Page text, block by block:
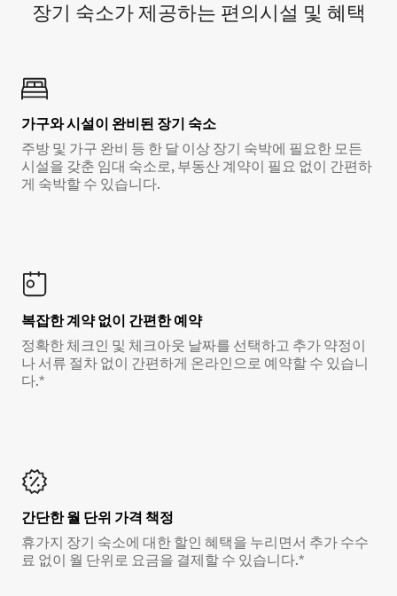
장기 숙소가 제공하는 편의시설 및 혜택
가구와 시설이 완비된 장기 숙소
주방 및 가구 완비 등 한 달 이상 장기 숙박에 필요한 모든
시설을 갖춘 임대 숙소로, 부동산 계약이 필요 없이 간편하
게 숙박할 수 있습니다.
복잡한 계약 없이 간편한 예약
정확한 체크인 및 체크아웃 날짜를 선택하고 추가 약정이
나 서류 절차 없이 간편하게 온라인으로 예약할 수 있습니
다.*
간단한 월 단위 가격 책정
휴가지 장기 숙소에 대한 할인 혜택을 누리면서 추가 수수
료 없이 월 단위로 요금을 결제할 수 있습니다.*